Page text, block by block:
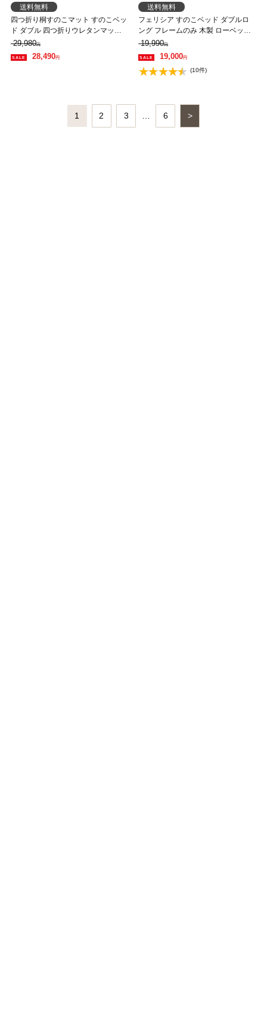
送料無料
四つ折り桐すのこマット すのこベッ
ド ダブル 四つ折りウレタンマット
レス付き 木製 低ホルムアルデヒド
軽量 軽い コンパクト すのこマット
桐
29,980円
28,490円
送料無料
フェリシア すのこベッド ダブルロ
ング フレームのみ 木製 ローベッド
天然木 ロング パイン材 |ナチュラル
ホワイト ブラウン 棚
19,990円
19,000円
(10件)
1 2 3 … 6 >